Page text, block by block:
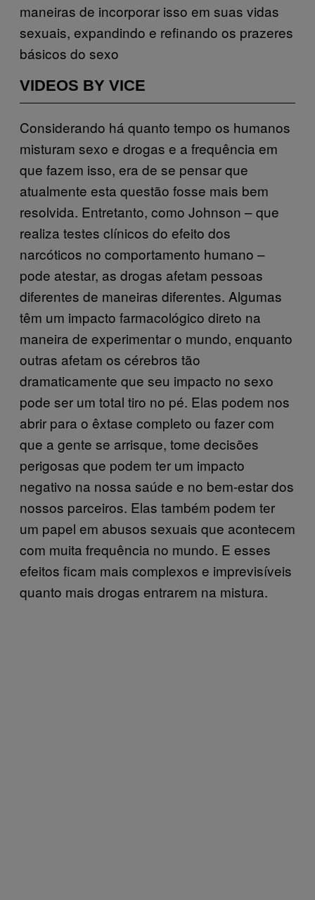
maneiras de incorporar isso em suas vidas
sexuais, expandindo e refinando os prazeres
básicos do sexo
VIDEOS BY VICE
Considerando há quanto tempo os humanos
misturam sexo e drogas e a frequência em
que fazem isso, era de se pensar que
atualmente esta questão fosse mais bem
resolvida. Entretanto, como Johnson – que
realiza testes clínicos do efeito dos
narcóticos no comportamento humano –
pode atestar, as drogas afetam pessoas
diferentes de maneiras diferentes. Algumas
têm um impacto farmacológico direto na
maneira de experimentar o mundo, enquanto
outras afetam os cérebros tão
dramaticamente que seu impacto no sexo
pode ser um total tiro no pé. Elas podem nos
abrir para o êxtase completo ou fazer com
que a gente se arrisque, tome decisões
perigosas que podem ter um impacto
negativo na nossa saúde e no bem-estar dos
nossos parceiros. Elas também podem ter
um papel em abusos sexuais que acontecem
com muita frequência no mundo. E esses
efeitos ficam mais complexos e imprevisíveis
quanto mais drogas entrarem na mistura.